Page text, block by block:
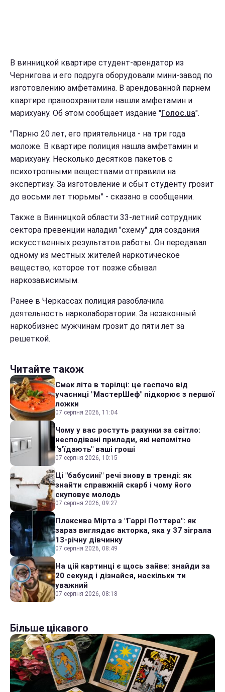
В винницкой квартире студент-арендатор из
Чернигова и его подруга оборудовали мини-завод по
изготовлению амфетамина. В арендованной парнем
квартире правоохранители нашли амфетамин и
марихуану. Об этом сообщает издание "Голос.ua".
"Парню 20 лет, его приятельница - на три года
моложе. В квартире полиция нашла амфетамин и
марихуану. Несколько десятков пакетов с
психотропными веществами отправили на
экспертизу. За изготовление и сбыт студенту грозит
до восьми лет тюрьмы" - сказано в сообщении.
Также в Винницкой области 33-летний сотрудник
сектора превенции наладил "схему" для создания
искусственных результатов работы. Он передавал
одному из местных жителей наркотическое
вещество, которое тот позже сбывал
наркозависимым.
Ранее в Черкассах полиция разоблачила
деятельность нарколаборатории. За незаконный
наркобизнес мужчинам грозит до пяти лет за
решеткой.
Читайте також
Смак літа в тарілці: це гаспачо від
учасниці "МастерШеф" підкорює з першої
ложки
07 серпня 2026, 11:04
Чому у вас ростуть рахунки за світло:
несподівані прилади, які непомітно
"з'їдають" ваші гроші
07 серпня 2026, 10:15
Ці "бабусині" речі знову в тренді: як
знайти справжній скарб і чому його
скуповує молодь
07 серпня 2026, 09:27
Плаксива Мірта з "Гаррі Поттера": як
зараз виглядає акторка, яка у 37 зіграла
13-річну дівчинку
07 серпня 2026, 08:49
На цій картинці є щось зайве: знайди за
20 секунд і дізнайся, наскільки ти
уважний
07 серпня 2026, 08:18
Більше цікавого